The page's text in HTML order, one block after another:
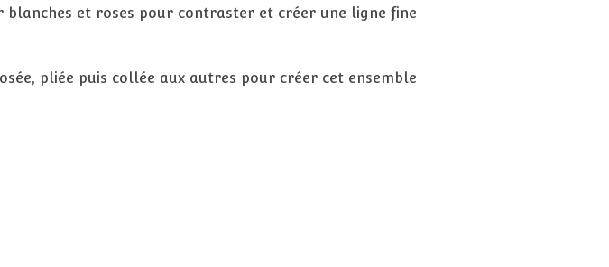
blanches et roses pour contraster et créer une ligne fine
pliée puis collée aux autres pour créer cet ensemble